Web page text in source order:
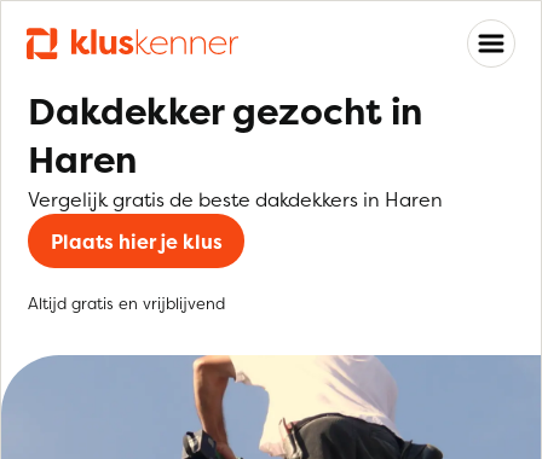
Dakdekker gezocht in
Haren
Vergelijk gratis de beste dakdekkers in Haren
Plaats hier je klus
Altijd gratis en vrijblijvend